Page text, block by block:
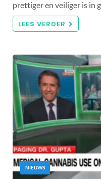
prettiger en veiliger is in
LEES VERDER
NIEUWS